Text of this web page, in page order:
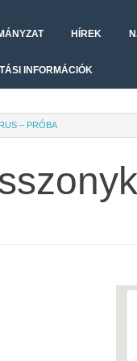
HÍREK
INFORMÁCIÓK
– PRÓBA